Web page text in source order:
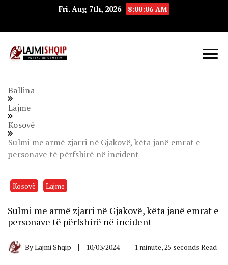
Fri. Aug 7th, 2026 8:00:07 AM
Ballina
Lajme
Kosovë
Sulmi me armë zjarri në Gjakovë, këta janë emrat e
personave të përfshirë në incident
Kosovë Lajme
Sulmi me armë zjarri në Gjakovë, këta janë emrat e
personave të përfshirë në incident
ByLajmi Shqip 10/03/2024 1 minute, 25 seconds Read